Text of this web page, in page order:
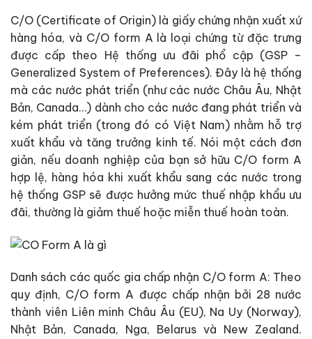
C/O (Certificate of Origin) là giấy chứng nhận xuất xứ
hàng hóa, và C/O form A là loại chứng từ đặc trưng
được cấp theo Hệ thống ưu đãi phổ cập (GSP –
Generalized System of Preferences). Đây là hệ thống
mà các nước phát triển (như các nước Châu Âu, Nhật
Bản, Canada…) dành cho các nước đang phát triển và
kém phát triển (trong đó có Việt Nam) nhằm hỗ trợ
xuất khẩu và tăng trưởng kinh tế. Nói một cách đơn
giản, nếu doanh nghiệp của bạn sở hữu C/O form A
hợp lệ, hàng hóa khi xuất khẩu sang các nước trong
hệ thống GSP sẽ được hưởng mức thuế nhập khẩu ưu
đãi, thường là giảm thuế hoặc miễn thuế hoàn toàn.
Danh sách các quốc gia chấp nhận C/O form A: Theo
quy định, C/O form A được chấp nhận bởi 28 nước
thành viên Liên minh Châu Âu (EU), Na Uy (Norway),
Nhật Bản, Canada, Nga, Belarus và New Zealand.